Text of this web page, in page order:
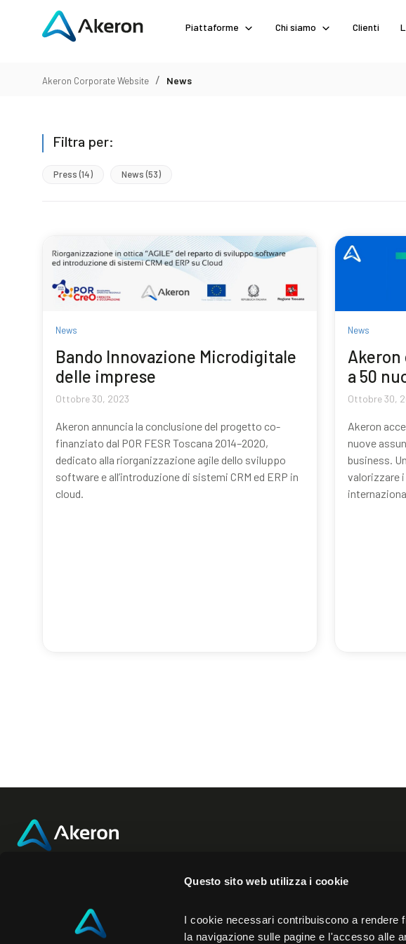
Questo sito web utilizza i cookie
I cookie necessari contribuiscono a rendere
la navigazione sulle pagine e l'accesso alle
Piattaforme Chi siamo Clienti
Akeron Corporate Website / News
Filtra per:
Press(14) News(53)
News
Bando Innovazione Microdigitale
delle imprese
Ottobre 30, 2023
Akeron annuncia la conclusione del progetto co-
finanziato dal POR FESR Toscana 2014–2020,
dedicato alla riorganizzazione agile dello sviluppo
software e all’introduzione di sistemi CRM ed ERP in
cloud.
News
Akeron
a 50
Ottobre 30,
Akeron
nuove
business.
valorizzare
Via Carlo Angeloni 45
55100, Lucca (LU) Italia
Akeron North America
350 Fifth Avenue,
New York